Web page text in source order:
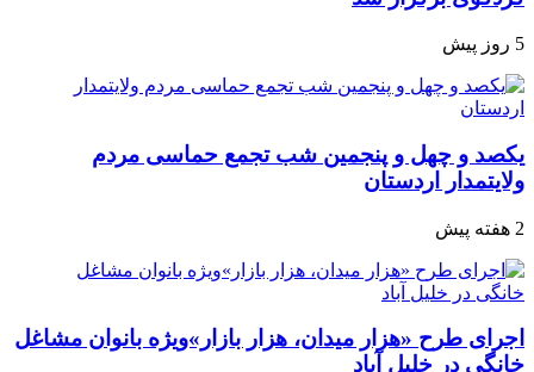
5 روز پیش
یکصد و چهل و پنجمین شب تجمع‌ حماسی مردم‌
ولایتمدار اردستان
2 هفته پیش
اجرای طرح «هزار میدان، هزار بازار»ویژه بانوان مشاغل
خانگی در خلیل آباد